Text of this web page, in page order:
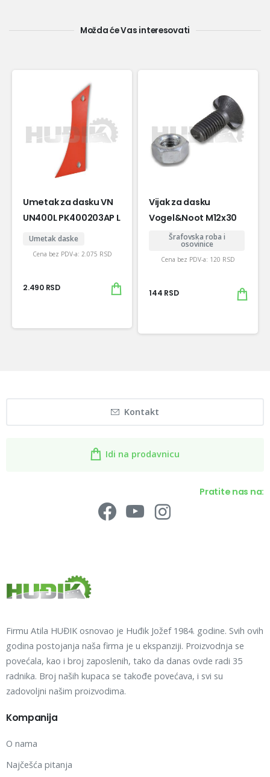
Možda će Vas interesovati
Umetak za dasku VN
UN400L PK400203AP L
Umetak daske
Cena bez PDV-a: 2.075 RSD
2.490 RSD
Vijak za dasku
Vogel&Noot M12x30
Šrafovska roba i
osovinice
Cena bez PDV-a: 120 RSD
144 RSD
Kontakt
Idi na prodavnicu
Pratite nas na:
Firmu Atila HUĐIK osnovao je Huđik Jožef 1984. godine. Svih ovih
godina postojanja naša firma je u ekspanziji. Proizvodnja se
povećala, kao i broj zaposlenih, tako da danas ovde radi 35
radnika. Broj naših kupaca se takođe povećava, i svi su
zadovoljni našim proizvodima.
Kompanija
O nama
Najčešća pitanja